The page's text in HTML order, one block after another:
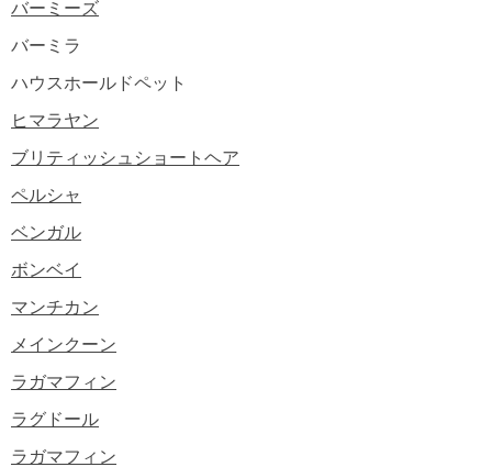
バーミーズ
バーミラ
ハウスホールドペット
ヒマラヤン
ブリティッシュショートヘア
ペルシャ
ベンガル
ボンベイ
マンチカン
メインクーン
ラガマフィン
ラグドール
ラガマフィン